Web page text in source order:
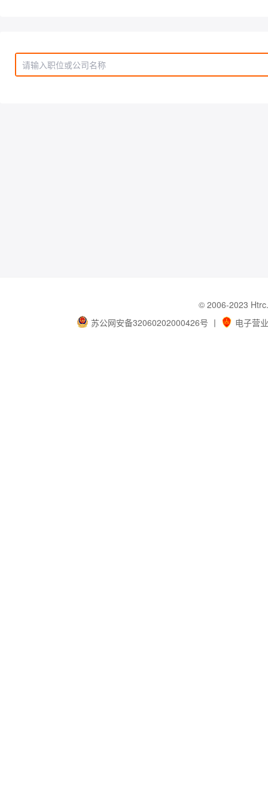
© 2006-2023
苏公网安备32060202000426号 丨 电子营